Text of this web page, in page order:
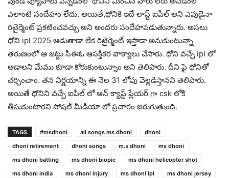
ఎలాంటి సందేహం లేదు. అయితే,ధోనికి ఇదే లాస్ట్ ఐపీల్ అని ఎపుడైనా
రిటైర్మెంట్ ప్రకటించవచ్చు అని అందరు సందేహపడుతున్నారు. అసలు
ధోని ipl 2025 ఆడుతాడా లేక రిటైర్మెంట్ ఇస్తాడా అనుకుంటున్నా
తరుణంలో ఆ జట్టు సీఈఓ ఆసక్తికర వాక్యాలు చేసారు. ధోని వచ్చే ipl లో
ఆడాలని మేము కూడా కోరుకుంటున్నాం అని తెలిపారు. దీని ఫై ధోనితో
చర్చించాం. తన నిర్ణయాన్ని ఈ నెల 31 లోపు వెల్లడిస్తానని తెలిపారు.
అయితే ధోనిని వచ్చే ఐపీల్ లో ఆన్ క్యాప్డ్ ప్లేయర్ గా csk లోకి
తీసుకుంటారని సోషల్ మీడియా లో ప్రచారం జరుగుతుంది.
TAGS #msdhoni all songs ms dhoni
dhoni
dhoni retirement
dhoni songs m.s dhoni
ms dhoni
ms dhoni batting
ms dhoni biopic
ms dhoni helicopter shot
ms dhoni india
ms dhoni injury ms dhoni ipl
ms dhoni jersey